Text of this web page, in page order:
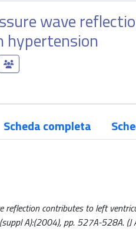
wave
hypertension
Scheda completa
reflection contributes to left
A):(2004), pp. 527A-528A.